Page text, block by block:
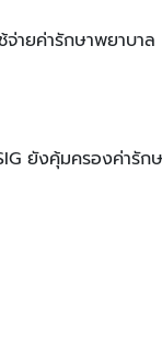
ายค่ารักษาพยาบ
ยังคุ้มครองค่ารัก